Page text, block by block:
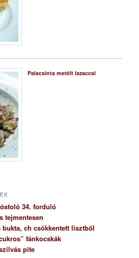
Palacsinta metélt lazaccal
34. forduló
tejmentesen
ch csökkentett lisztből
fánkocskák
pite